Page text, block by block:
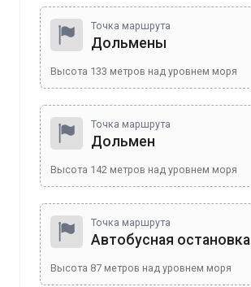
Точка маршрута
Дольмены
Высота 133 метров над уровнем моря
Точка маршрута
Дольмен
Высота 142 метров над уровнем моря
Точка маршрута
Автобусная остановка
Высота 87 метров над уровнем моря